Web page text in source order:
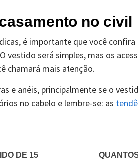
no civil
é importante que você confira
vestido será simples, mas os
chamará mais atenção.
e anéis, principalmente se o
no cabelo e lembre-se: as
DE 15